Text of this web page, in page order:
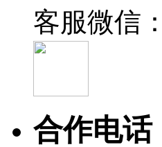
客服微信
合作电话